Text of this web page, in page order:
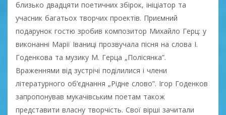
близько двадцяти поетичних збірок, ініціатор та
учасник багатьох творчих проектів. Приємний
подарунок гостю зробив композитор Михайло Герц: у
виконанні Марії Іваниці прозвучала пісня на слова І.
Годенкова та музику М. Герца „Полісянка”.
Враженнями від зустрічі поділилися і члени
літературного об’єднання „Рідне слово”. Ігор Годенков
запропонував мукачівським поетам також
представити власну творчість. Свої вірші зачитали